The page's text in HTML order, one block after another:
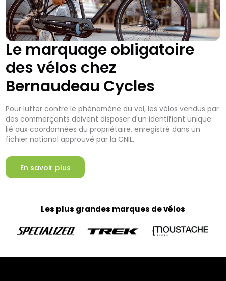
Le marquage obligatoire
des vélos chez
Bernaudeau Cycles
Pour lutter contre le phénomène du vol, les vélos vendus par
des commerçants doivent disposer d'un identifiant unique
lié aux coordonnées du propriétaire, enregistré dans un
fichier national approuvé par la CNIL.
En savoir plus
Les plus grandes marques de vélos